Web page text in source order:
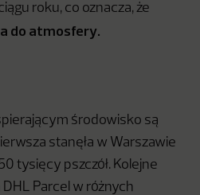
roku, co oznacza, że
do atmosfery.
środowisko są
stanęła w Warszawie
tysięcy pszczół. Kolejne
Parcel w różnych